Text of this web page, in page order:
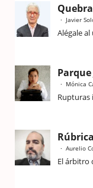
Javier
Alégale
Mónica
Rupturas
Rúbrica
Aurelio
El árbitro